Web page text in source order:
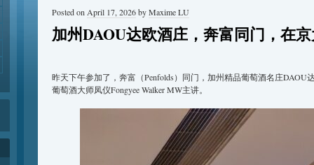
加州DAOU达欧酒庄，奔富同门，在
Posted on April 17, 2026byMaxime LU
昨天下午参加了，奔富（Penfolds）同门，加州精品葡萄酒名庄DAOU
葡萄酒大师凤仪Fongyee Walker MW主讲。